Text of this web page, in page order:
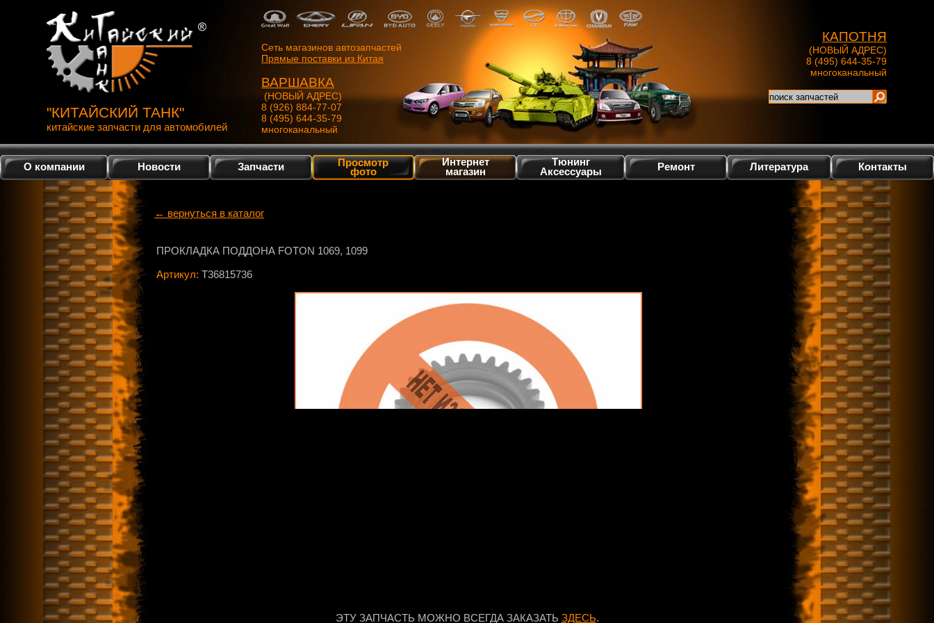
"КИТАЙСКИЙ ТАНК"
китайские запчасти для автомобилей
Сеть магазинов автозапчастей
Прямые поставки из Китая
ВАРШАВКА
(НОВЫЙ АДРЕС)
8 (926) 884-77-07
8 (495) 644-35-79
многоканальный
КАПОТНЯ
(НОВЫЙ АДРЕС)
8 (495) 644-35-79
многоканальный
О компании Новости Запчасти Просмотр
фото
Интернет
магазин
Тюнинг
Аксессуары
Ремонт Литература Контакты
← вернуться в каталог
ПРОКЛАДКА ПОДДОНА FOTON 1069, 1099
Артикул: T36815736
ЭТУ ЗАПЧАСТЬ МОЖНО ВСЕГДА ЗАКАЗАТЬ ЗДЕСЬ.